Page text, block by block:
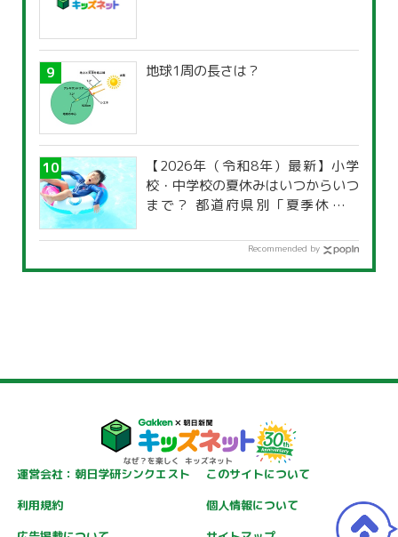
地球1周の長さは？
【2026年（令和8年）最新】小学
校・中学校の夏休みはいつからいつ
まで？ 都道府県別「夏季休暇一
Recommended by
運営会社：朝日学研シンクエスト
このサイトについて
利用規約
個人情報について